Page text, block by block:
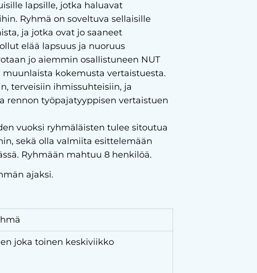
lapsille, jotka haluavat
Ryhmä on soveltuva sellaisille
ja jotka ovat jo saaneet
elää lapsuus ja nuoruus
jo aiemmin osallistuneen NUT
kokemusta vertaistuesta.
terveisiin ihmissuhteisiin, ja
rennon työpajatyyppisen vertaistuen
vuoksi ryhmäläisten tulee sitoutua
sekä olla valmiita esittelemään
Ryhmään mahtuu 8 henkilöä.
ajaksi.
joka toinen keskiviikko